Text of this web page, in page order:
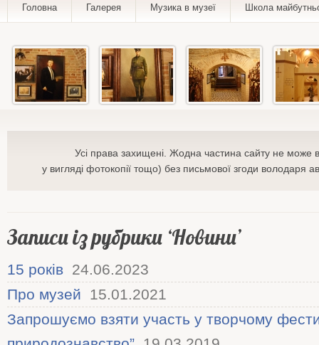
Головна Галерея Музика в музеї Школа
Усі права захищені. Жодна частина сайту не може
у вигляді фотокопії тощо) без письмової згоди
Записи із рубрики ‘Новини’
15 років 24.06.2023
Про музей 15.01.2021
Запрошуємо взяти участь у творчому